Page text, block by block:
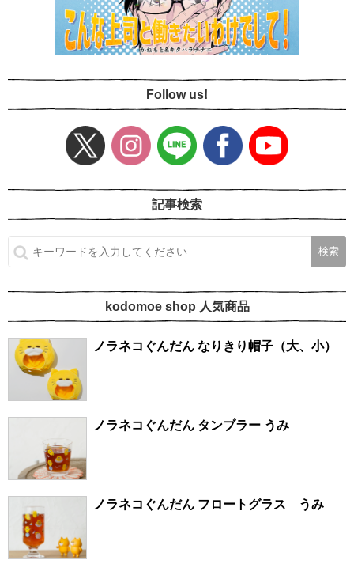
Follow us!
記事検索
kodomoe shop 人気商品
ノラネコぐんだん なりきり帽子（大、小）
ノラネコぐんだん タンブラー うみ
ノラネコぐんだん フロートグラス うみ